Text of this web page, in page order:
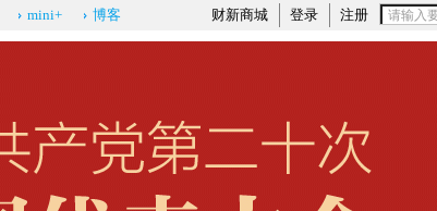
财新商城 登录 注册
mini+ 博客